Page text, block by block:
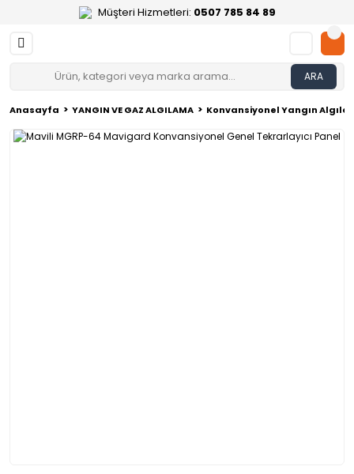
Müşteri Hizmetleri: 0507 785 84 89
ARA
Anasayfa YANGIN VE GAZ ALGILAMA Konvansiyonel Yangın